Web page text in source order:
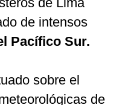
de intensos
Pacífico Sur.
sobre el
de